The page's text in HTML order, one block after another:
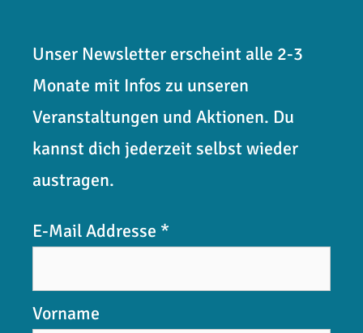
Unser Newsletter erscheint alle 2-3
Monate mit Infos zu unseren
Veranstaltungen und Aktionen. Du
kannst dich jederzeit selbst wieder
austragen.
E-Mail Addresse *
Vorname